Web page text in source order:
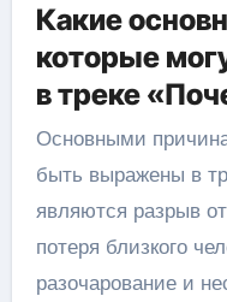
Какие
которые
в треке
Основными
быть выражены в
являются разрыв
потеря близкого
разочарование и